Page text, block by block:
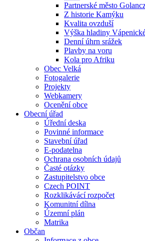
Partnerské město
Z historie Kamýku
Kvalita ovzduší
Výška hladiny
Denní úhrn srážek
Plavby na voru
Kola pro Afriku
Obec Velká
Fotogalerie
Projekty
Webkamery
Ocenění obce
Obecní úřad
Úřední deska
Povinné informace
Stavební úřad
E-podatelna
Ochrana osobních údajů
Časté otázky
Zastupitelstvo obce
Czech POINT
Rozklikávácí rozpočet
Komunitní dílna
Územní plán
Matrika
Občan